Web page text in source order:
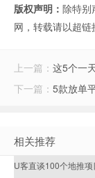
版权声明： 除特别
网，转载请以超链
上一篇： 这5个一
下一篇： 5款放单
相关推荐
U客直谈100个地推项